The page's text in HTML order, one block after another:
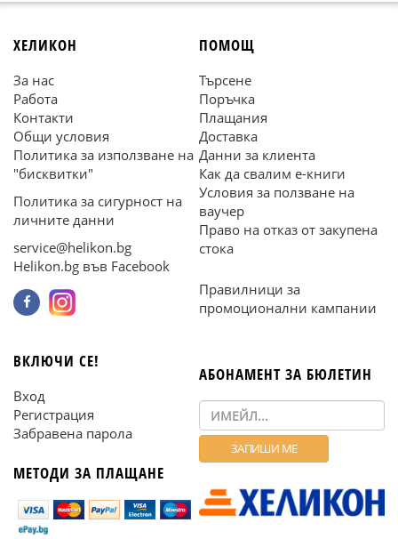
ХЕЛИКОН
За нас
Работа
Контакти
Общи условия
Политика за използване на
"бисквитки"
Политика за сигурност на
личните данни
service@helikon.bg
Helikon.bg във Facebook
ПОМОЩ
Търсене
Поръчка
Плащания
Доставка
Данни за клиента
Как да свалим е-книги
Условия за ползване на
ваучер
Право на отказ от закупена
стока
Правилници за
промоционални кампании
ВКЛЮЧИ СЕ!
Вход
Регистрация
Забравена парола
МЕТОДИ ЗА ПЛАЩАНЕ
АБОНАМЕНТ ЗА БЮЛЕТИН